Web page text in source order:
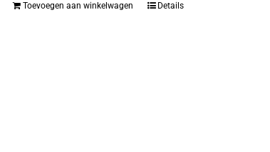
Toevoegen aan winkelwagen Details